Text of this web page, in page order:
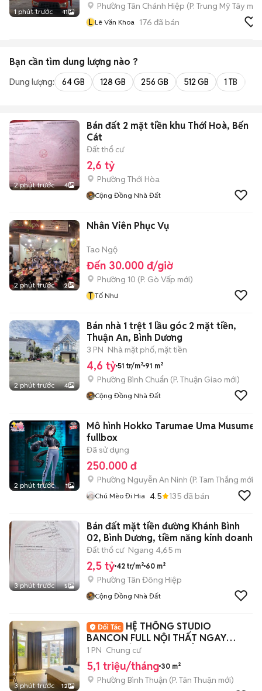
1 phút trước 11
Phường Tân Chánh Hiệp (P. Trung Mỹ Tây mới)
L Lê Văn Khoa 176 đã bán
Bạn cần tìm dung lượng nào ?
Dung lượng: 64 GB 128 GB 256 GB 512 GB 1 TB
2 phút trước 4
Bán đất 2 mặt tiền khu Thới Hoà, Bến
Cát
Đất thổ cư
2,6 tỷ
Phường Thới Hòa
Cộng Đồng Nhà Đất
2 phút trước 2
Nhân Viên Phục Vụ
Tao Ngộ
Đến 30.000 đ/giờ
Phường 10 (P. Gò Vấp mới)
T Tố Như
2 phút trước 4
Bán nhà 1 trệt 1 lầu góc 2 mặt tiền,
Thuận An, Bình Dương
3 PN Nhà mặt phố, mặt tiền
4,6 tỷ 51 tr/m² 91 m²
Phường Bình Chuẩn (P. Thuận Giao mới)
Cộng Đồng Nhà Đất
2 phút trước 1
Mô hình Hokko Tarumae Uma Musume
fullbox
Đã sử dụng
250.000 đ
Phường Nguyễn An Ninh (P. Tam Thắng mới)
Chú Mèo Đi Hia 4.5 135 đã bán
3 phút trước 5
Bán đất mặt tiền đường Khánh Bình
02, Bình Dương, tiềm năng kinh doanh
Đất thổ cư Ngang 4,65 m
2,5 tỷ 42 tr/m² 60 m²
Phường Tân Đông Hiệp
Cộng Đồng Nhà Đất
3 phút trước 12
HỆ THỐNG STUDIO
BANCON FULL NỘI THẤT NGAY
TRUNG TÂM QUẬN 7, GẦN LOTTE
1 PN Chung cư
5,1 triệu/tháng 30 m²
Phường Bình Thuận (P. Tân Thuận mới)